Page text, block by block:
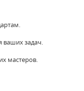
ваших задач.
мастеров.